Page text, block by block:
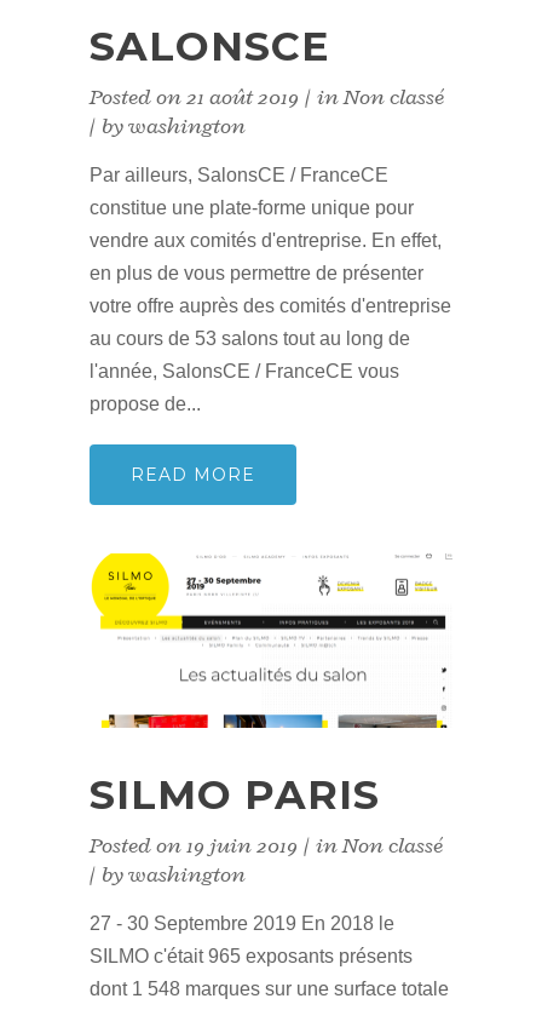
SALONSCE
Posted on21 août 2019 inNon classé
bywashington
Par ailleurs, SalonsCE / FranceCE
constitue une plate-forme unique pour
vendre aux comités d'entreprise. En effet,
en plus de vous permettre de présenter
votre offre auprès des comités d'entreprise
au cours de 53 salons tout au long de
l'année, SalonsCE / FranceCE vous
propose de...
READ MORE
SILMO PARIS
Posted on19 juin 2019 inNon classé
bywashington
27 - 30 Septembre 2019 En 2018 le
SILMO c'était 965 exposants présents
dont 1 548 marques sur une surface totale